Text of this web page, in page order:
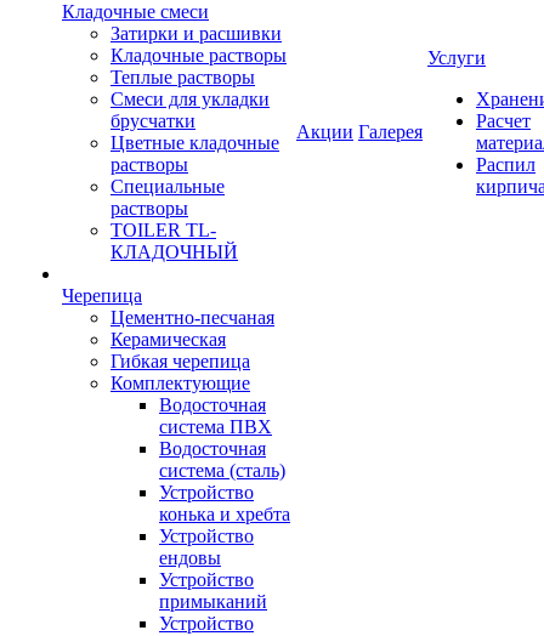
Кладочные смеси
Затирки и расшивки
Кладочные растворы
Теплые растворы
Смеси для укладки
брусчатки
Цветные кладочные
растворы
Специальные
растворы
TOILER TL-
КЛАДОЧНЫЙ
Черепица
Цементно-песчаная
Керамическая
Гибкая черепица
Комплектующие
Водосточная
система ПВХ
Водосточная
система (сталь)
Устройство
конька и хребта
Устройство
ендовы
Устройство
примыканий
Устройство
Акции Галерея
Услуги
Расчет
Распил